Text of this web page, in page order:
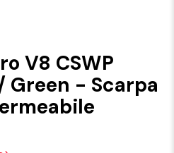
V8 CSWP
Green - Scarpa